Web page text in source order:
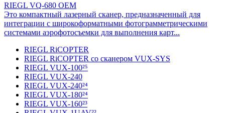
RIEGL VQ-680 OEM
Это компактный лазерный сканер, предназначенный для
интеграции с широкоформатными фотограмметрическими
системами аэрофотосъемки для выполнения карт...
RIEGL RiCOPTER
RIEGL RiCOPTER со сканером VUX-SYS
RIEGL VUX-100²⁵
RIEGL VUX-240
RIEGL VUX-240²⁴
RIEGL VUX-180²⁴
RIEGL VUX-160²³